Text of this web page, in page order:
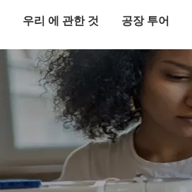
우리 에 관한 것 공장 투어